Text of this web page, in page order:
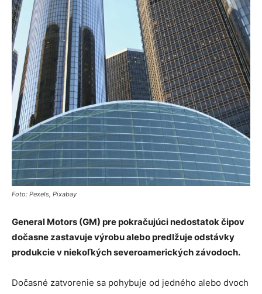
Foto: Pexels, Pixabay
General Motors (GM) pre pokračujúci nedostatok čipov
dočasne zastavuje výrobu alebo predlžuje odstávky
produkcie v niekoľkých severoamerických závodoch.
Dočasné zatvorenie sa pohybuje od jedného alebo dvoch